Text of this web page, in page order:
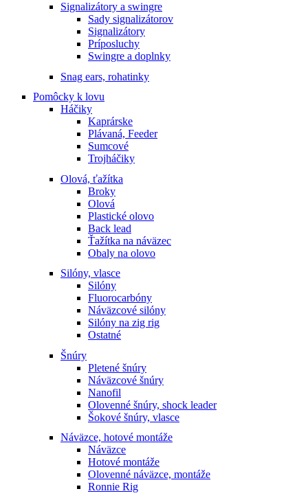
Signalizátory a swingre
Sady signalizátorov
Signalizátory
Príposluchy
Swingre a doplnky
Snag ears, rohatinky
Pomôcky k lovu
Háčiky
Kaprárske
Plávaná, Feeder
Sumcové
Trojháčiky
Olová, ťažítka
Broky
Olová
Plastické olovo
Back lead
Ťažítka na náväzec
Obaly na olovo
Silóny, vlasce
Silóny
Fluorocarbóny
Náväzcové silóny
Silóny na zig rig
Ostatné
Šnúry
Pletené šnúry
Náväzcové šnúry
Nanofil
Olovenné šnúry, shock leader
Šokové šnúry, vlasce
Náväzce, hotové montáže
Náväzce
Hotové montáže
Olovenné náväzce, montáže
Ronnie Rig